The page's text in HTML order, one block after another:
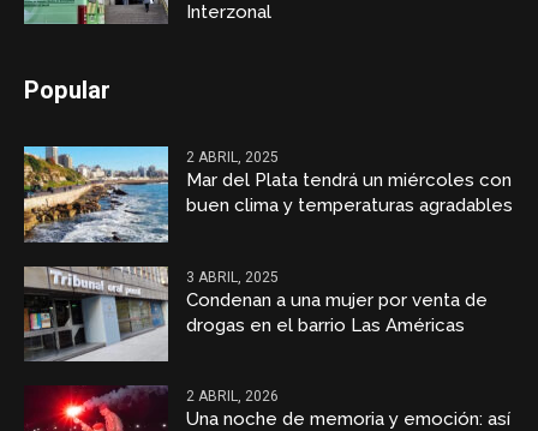
Interzonal
Popular
2 ABRIL, 2025
Mar del Plata tendrá un miércoles con
buen clima y temperaturas agradables
3 ABRIL, 2025
Condenan a una mujer por venta de
drogas en el barrio Las Américas
2 ABRIL, 2026
Una noche de memoria y emoción: así